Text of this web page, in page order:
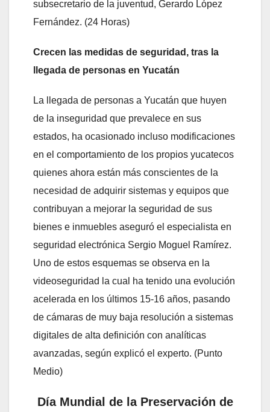
subsecretario de la juventud, Gerardo López
Fernández. (24 Horas)
Crecen las medidas de seguridad, tras la
llegada de personas en Yucatán
La llegada de personas a Yucatán que huyen
de la inseguridad que prevalece en sus
estados, ha ocasionado incluso modificaciones
en el comportamiento de los propios yucatecos
quienes ahora están más conscientes de la
necesidad de adquirir sistemas y equipos que
contribuyan a mejorar la seguridad de sus
bienes e inmuebles aseguró el especialista en
seguridad electrónica Sergio Moguel Ramírez.
Uno de estos esquemas se observa en la
videoseguridad la cual ha tenido una evolución
acelerada en los últimos 15-16 años, pasando
de cámaras de muy baja resolución a sistemas
digitales de alta definición con analíticas
avanzadas, según explicó el experto. (Punto
Medio)
Día Mundial de la Preservación de